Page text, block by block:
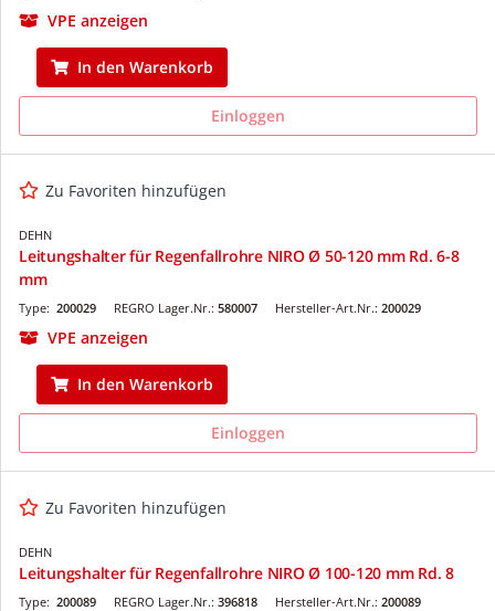
VPE anzeigen
In den Warenkorb
Einloggen
Zu Favoriten hinzufügen
DEHN
Leitungshalter für Regenfallrohre NIRO Ø 50-120 mm Rd. 6-8
mm
REGRO Lager.Nr.: 580007
Type: 200029 Hersteller-Art.Nr.: 200029
VPE anzeigen
In den Warenkorb
Einloggen
Zu Favoriten hinzufügen
DEHN
Leitungshalter für Regenfallrohre NIRO Ø 100-120 mm Rd. 8
REGRO Lager.Nr.: 396818
Type: 200089 Hersteller-Art.Nr.: 200089